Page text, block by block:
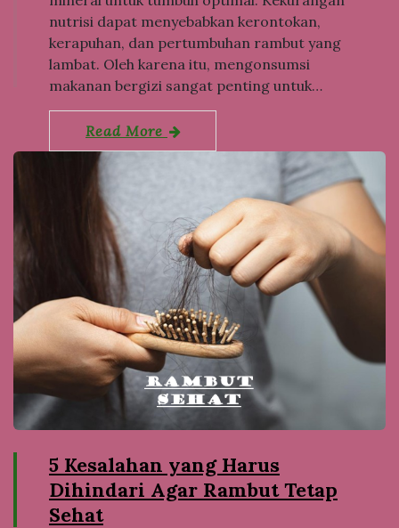
nutrisi dapat menyebabkan kerontokan,
kerapuhan, dan pertumbuhan rambut yang
lambat. Oleh karena itu, mengonsumsi
makanan bergizi sangat penting untuk…
Read More
5 Kesalahan yang Harus
Dihindari Agar Rambut Tetap
Sehat